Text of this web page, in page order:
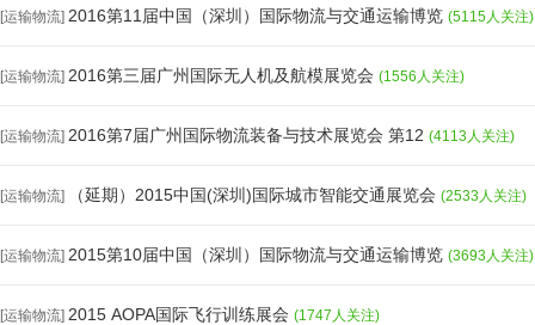
[运输物流] 2016第11届中国（深圳）国际物流与交通运输博览 (5115人关注)
[运输物流] 2016第三届广州国际无人机及航模展览会 (1556人关注)
[运输物流] 2016第7届广州国际物流装备与技术展览会 第12 (4113人关注)
[运输物流] （延期）2015中国(深圳)国际城市智能交通展览会 (2533人关注)
[运输物流] 2015第10届中国（深圳）国际物流与交通运输博览 (3693人关注)
[运输物流] 2015 AOPA国际飞行训练展会 (1747人关注)